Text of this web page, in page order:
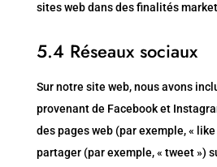
sites web dans des finalités
5.4 Réseaux sociaux
Sur notre site web, nous avons
provenant de Facebook et
des pages web (par exemple, « like
partager (par exemple, « tweet »)